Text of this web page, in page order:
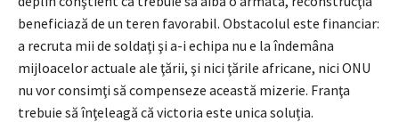
beneficiază de un teren favorabil. Obstacolul este financiar:
a recruta mii de soldaţi şi a-i echipa nu e la îndemâna
mijloacelor actuale ale ţării, şi nici ţările africane, nici ONU
nu vor consimţi să compenseze această mizerie. Franţa
trebuie să înţeleagă că victoria este unica soluția.